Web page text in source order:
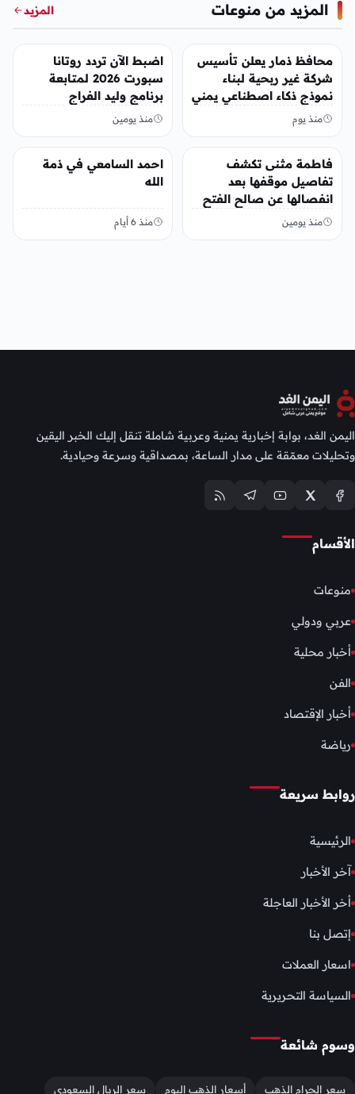
المزيد من منوعات المزيد
منوعات
محافظ ذمار يعلن تأسيس
شركة غير ربحية لبناء
نموذج ذكاء اصطناعي يمني
منذ يوم
منوعات
اضبط الآن تردد روتانا
سبورت 2026 لمتابعة
برنامج وليد الفراج
منذ يومين
منوعات
فاطمة مثنى تكشف
تفاصيل موقفها بعد
انفصالها عن صالح الفتح
منذ يومين
منوعات
احمد السامعي في ذمة
الله
منذ 6 أيام
اليمن الغد، بوابة إخبارية يمنية وعربية شاملة تنقل إليك الخبر اليقين
وتحليلات معمّقة على مدار الساعة، بمصداقية وسرعة وحيادية.
الأقسام
منوعات
عربي ودولي
أخبار محلية
الفن
أخبار الإقتصاد
رياضة
روابط سريعة
الرئيسية
آخر الأخبار
أخر الأخبار العاجلة
إتصل بنا
اسعار العملات
السياسة التحريرية
وسوم شائعة
سعر الجرام الذهب أسعار الذهب اليوم سعر الريال السعودي